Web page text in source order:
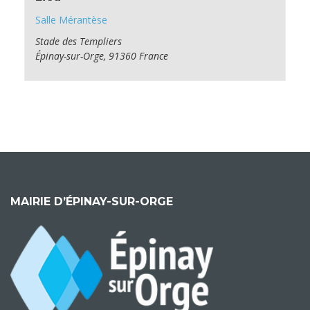
Salle Mérantèse
Stade des Templiers
Épinay-sur-Orge, 91360 France
MAIRIE D’ÉPINAY-SUR-ORGE